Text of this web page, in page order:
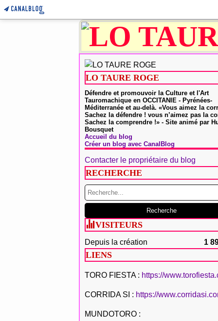
LO TAURE ROGE
Défendre et promouvoir la Culture et l'Art
Tauromachique en OCCITANIE - Pyrénées-
Méditerranée et au-delà. «Vous aimez la
Sachez la défendre ! vous n’aimez pas la
Sachez la comprendre !» - Site animé par
Bousquet
Accueil du blog
Créer un blog avec CanalBlog
Contacter le propriétaire du blog
RECHERCHE
VISITEURS
Depuis la création 1
LIENS
TORO FIESTA : https://
CORRIDA SI : https://
MUNDOTORO :